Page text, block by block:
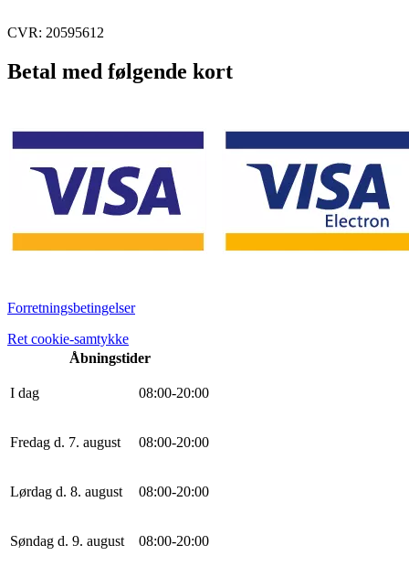
CVR: 20595612
Betal med følgende kort
Forretningsbetingelser
Ret cookie-samtykke
Åbningstider
I dag 08:00-20:00
Fredag d. 7. august 08:00-20:00
Lørdag d. 8. august 08:00-20:00
Søndag d. 9. august 08:00-20:00